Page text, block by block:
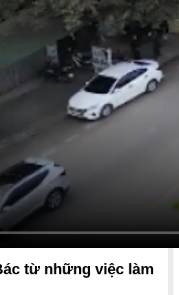
từ những việc làm